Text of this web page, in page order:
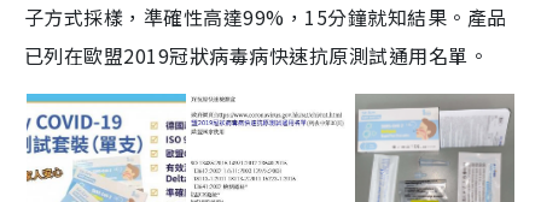
子方式採樣，準確性高達99%，15分鐘就知結果。產品
已列在歐盟2019冠狀病毒病快速抗原測試通用名單。